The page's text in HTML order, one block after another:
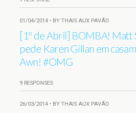
01/04/2014 • BY THAIS AUX PAVÃO
[1º de Abril] BOMBA! Matt
pede Karen Gillan em
Awn! #OMG
9 RESPONSES
26/03/2014 • BY THAIS AUX PAVÃO